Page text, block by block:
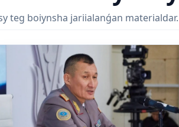
teg boiynsha jariialanǵan materialdar.